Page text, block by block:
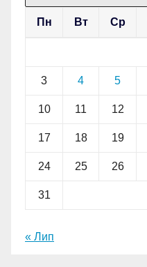
Пн Вт Ср
3 4 5
10 11 12
17 18 19
24 25 26
31
« Лип